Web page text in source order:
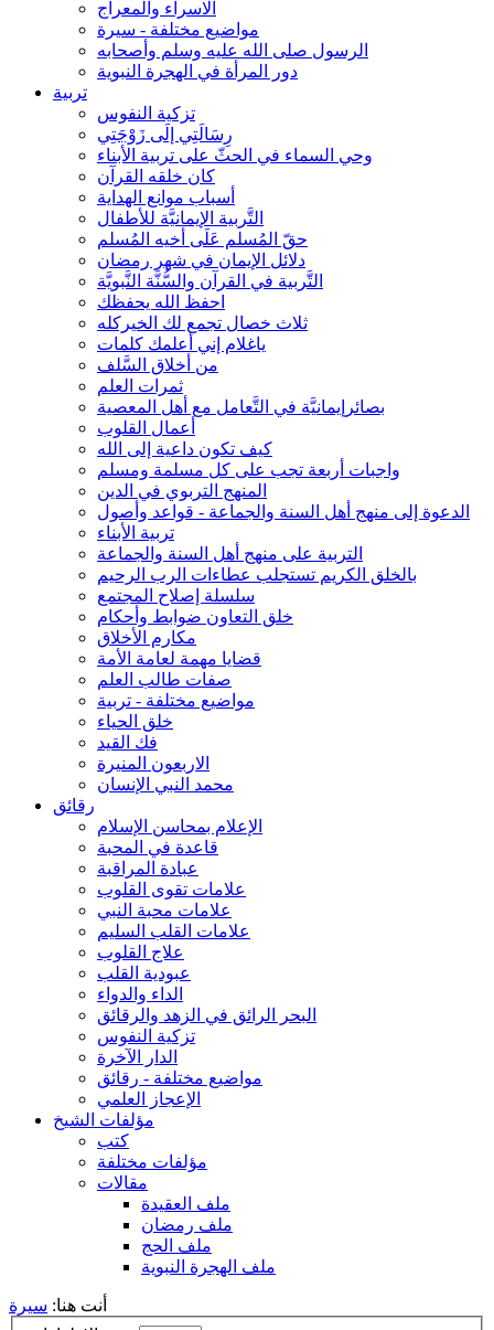
الاسراء والمعراج
مواضيع مختلفة - سيرة
الرسول صلى الله عليه وسلم وأصحابه
دور المرأة في الهجرة النبوية
تربية
تزكية النفوس
رِسَالَتِي إلَى زَوْجَتِي
وحي السماء في الحثّ على تربية الأبناء
كان خلقه القرآن
أسباب موانع الهداية
التَّربية الإيمانيَّة للأطفال
حقّ المُسلم عَلَى أخيه المُسلم
دلائل الإيمان في شهر رمضان
التَّربية في القرآن والسُّنَّة النَّبويَّة
احفظ الله يحفظك
ثلاث خصال تجمع لك الخيركله
ياغلام إني أعلمك كلمات
من أخلاق السَّلف
ثمرات العلم
بصائرإيمانيَّة في التَّعامل مع أهل المعصية
أعمال القلوب
كيف تكون داعية إلى الله
واجبات أربعة تجب على كل مسلمة ومسلم
المنهج التربوي في الدين
الدعوة إلى منهج أهل السنة والجماعة - قواعد وأصول
تربية الأبناء
التربية على منهج أهل السنة والجماعة
بالخلق الكريم تستجلب عطاءات الرب الرحيم
سلسلة إصلاح المجتمع
خلق التعاون ضوابط وأحكام
مكارم الأخلاق
قضايا مهمة لعامة الأمة
صفات طالب العلم
مواضيع مختلفة - تربية
خلق الحياء
فك القيد
الاربعون المنيرة
محمد النبي الإنسان
رقائق
الإعلام بمحاسن الإسلام
قاعدة في المحبة
عبادة المراقبة
علامات تقوى القلوب
علامات محبة النبي
علامات القلب السليم
علاج القلوب
عبودية القلب
الداء والدواء
البحر الرائق في الزهد والرقائق
تزكية النفوس
الدار الآخرة
مواضيع مختلفة - رقائق
الإعجاز العلمي
مؤلفات الشيخ
كتب
مؤلفات مختلفة
مقالات
ملف العقيدة
ملف رمضان
ملف الحج
ملف الهجرة النبوية
أنت هنا: سيرة